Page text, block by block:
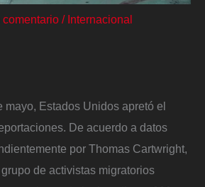
comentario / Internacional
mayo, Estados Unidos apretó el
De acuerdo a datos
por Thomas Cartwright,
de activistas migratorios